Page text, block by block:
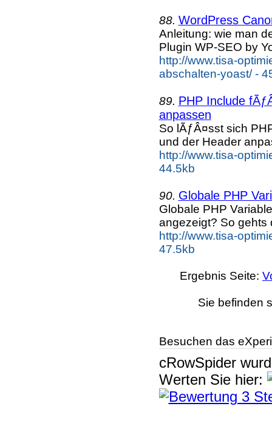
88. WordPress
Anleitung: wie man
Plugin WP-SEO by
http://www.tisa-
abschalten-yoast/ -
89. PHP Include
anpassen
So lÃƒÂ¤sst sich
und der Header
http://www.tisa-
44.5kb
90. Globale PHP
Globale PHP
angezeigt? So gehts
http://www.tisa-
47.5kb
Ergebnis Seite:
Sie befinden
Besuchen das
cRowSpider
Werten Sie hier: